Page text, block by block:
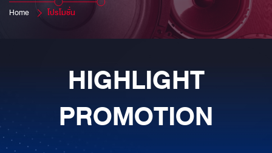
Home โปรโมชั่น
HIGHLIGHT
PROMOTION